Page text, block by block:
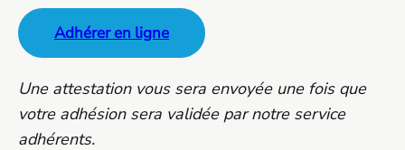
Adhérer en ligne
Une attestation vous sera envoyée une fois que
votre adhésion sera validée par notre service
adhérents.